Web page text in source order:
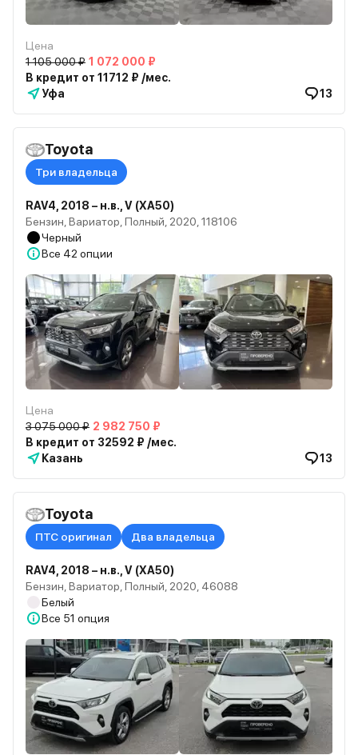
Цена
1 105 000 ₽ 1 072 000 ₽
В кредит от 11712 ₽ /мес.
Уфа
13
Toyota
Три владельца
RAV4, 2018 – н.в., V (XA50)
Бензин, Вариатор, Полный, 2020, 118106
Черный
Все 42 опции
Цена
3 075 000 ₽ 2 982 750 ₽
В кредит от 32592 ₽ /мес.
Казань
13
Toyota
ПТС оригинал Два владельца
RAV4, 2018 – н.в., V (XA50)
Бензин, Вариатор, Полный, 2020, 46088
Белый
Все 51 опция